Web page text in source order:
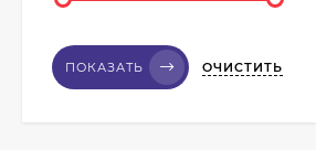
ПОКАЗАТЬ ОЧИСТИТЬ
315₽